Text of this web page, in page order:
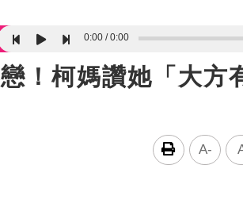
0:00 0:00
！柯媽讚她「大方
A-